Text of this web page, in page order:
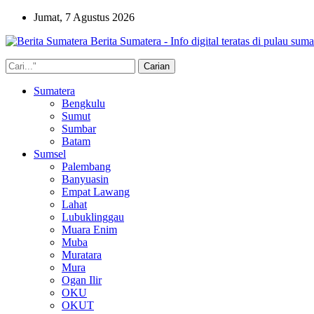
Jumat, 7 Agustus 2026
Berita Sumatera - Info digital teratas di pulau
Sumatera
Bengkulu
Sumut
Sumbar
Batam
Sumsel
Palembang
Banyuasin
Empat Lawang
Lahat
Lubuklinggau
Muara Enim
Muba
Muratara
Mura
Ogan Ilir
OKU
OKUT